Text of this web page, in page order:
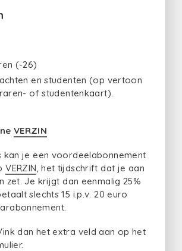
(-26)
en studenten (op vertoon
of studentenkaart).
VERZIN
kan je een voordeelabonnement
VERZIN , het tijdschrift dat je aan
zet. Je krijgt dan eenmalig 25%
slechts 15 i.p.v. 20 euro
dan het extra veld aan op het